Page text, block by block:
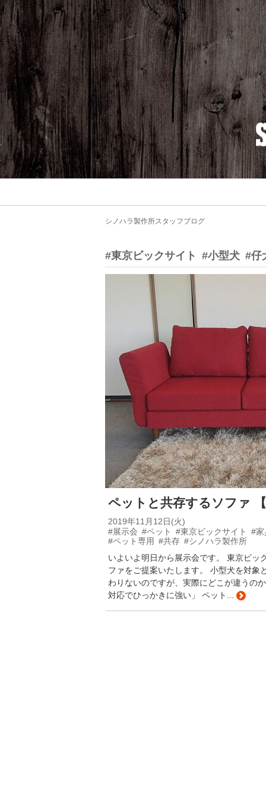
シノハラ製作所スタッフブログ
#東京ビックサイト #小型犬 #仔
ペットと共存するソファ
2019年11月12日(火)
#展示会 #ペット #東京ビックサイト
#家
#ペット専用 #共存 #シノハラ製作所
いよいよ明日から展示会です。 東京ビッ
ファをご提案いたします。 小型犬を対象
わりないのですが、実際にどこが違うの
対応でひっかきに強い」 ペット...